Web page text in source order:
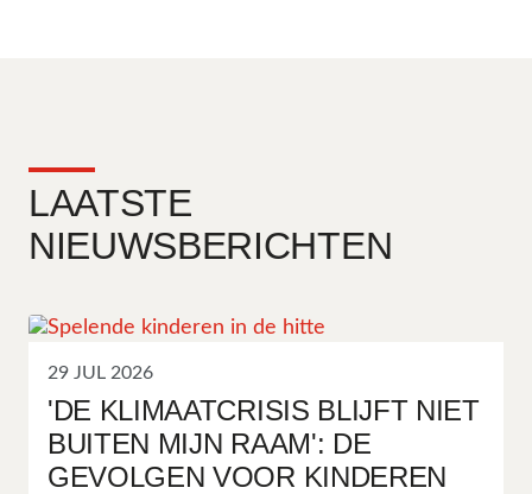
LAATSTE
NIEUWSBERICHTEN
29 JUL 2026
'DE KLIMAATCRISIS BLIJFT NIET
BUITEN MIJN RAAM': DE
GEVOLGEN VOOR KINDEREN